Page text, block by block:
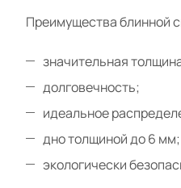
Преимущества блинной
значительная
долговечность;
идеальное
дно толщиной до 6 мм;
экологически